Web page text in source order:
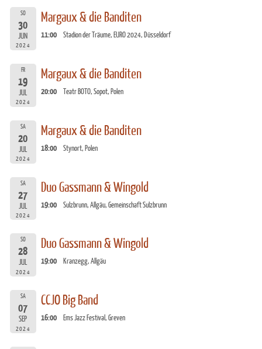
SO
30
JUN
2024
Margaux & die Banditen
11:00 Stadion der Träume, EURO 2024, Düsseldorf
FR
19
JUL
2024
Margaux & die Banditen
20:00 Teatr BOTO, Sopot, Polen
SA
20
JUL
2024
Margaux & die Banditen
18:00 Stynort, Polen
SA
27
JUL
2024
Duo Gassmann & Wingold
19:00 Sulzbrunn, Allgäu, Gemeinschaft Sulzbrunn
SO
28
JUL
2024
Duo Gassmann & Wingold
19:00 Kranzegg, Allgäu
SA
07
SEP
2024
CCJO Big Band
16:00 Ems Jazz Festival, Greven